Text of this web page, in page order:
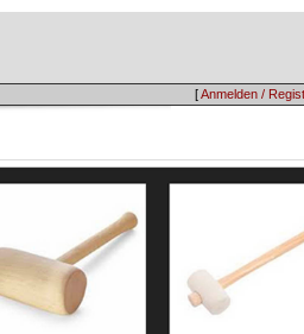
[Anmelden /